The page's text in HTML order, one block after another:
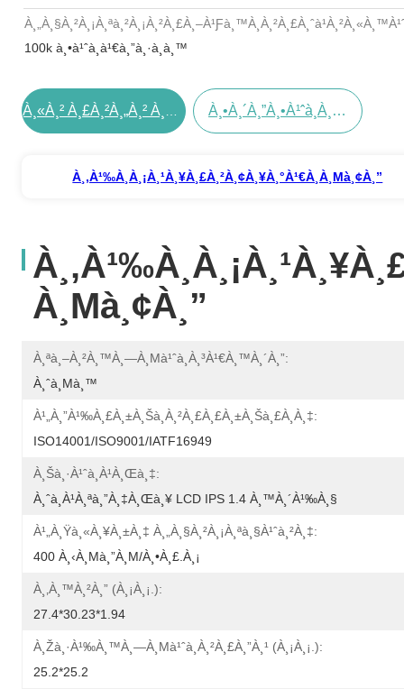
100k à¸•à¹ˆà¸­à¹€à¸”à¸·à¸­à¸™
À¸•à¸´à¸”à¸•à¹ˆà¸­à¸•à¸­à¸™à¸™à¸µà¹‰
À¸‚à¹‰à¸­à¸¡à¸¹à¸¥à¸£à¸²à¸¢à¸¥à¸°à¹€à¸­à¸µà¸¢à¸”
À¸µà¸¢à¸”
À¸ªà¸–À¸²à¸™à¸—À¸µà¹ˆà¸à¸³à¹€à¸™à¸´à¸”:
À¸ˆà¸µà¸™
À¹„à¸”à¹‰à¸£à¸±à¸šà¸à¸²à¸£à¸£à¸±à¸šà¸£à¸­à¸‡:
ISO14001/ISO9001/IATF16949
À¸Šà¸·à¹ˆà¸­à¹à¸œà¸‡:
À¸ˆà¸­à¹à¸ªà¸”à¸‡à¸œà¸¥ LCD IPS 1.4 À¸™à¸´à¹‰à¸§
À¹„à¸Ÿà¸«à¸¥à¸±à¸‡ À¸„à¸§à¸²à¸¡à¸ªà¸§à¹ˆà¸²à¸‡:
400 À¸‹à¸µà¸”à¸µ/à¸•à¸£.à¸¡
À¸‚à¸™à¸²à¸” (à¸¡à¸¡.):
27.4*30.23*1.94
À¸žà¸·à¹‰à¸™à¸—À¸µà¹ˆà¸à¸²à¸£à¸”à¸¹ (à¸¡à¸¡.):
25.2*25.2